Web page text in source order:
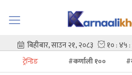
ट्रेन्डिङ #कर्णाली १००